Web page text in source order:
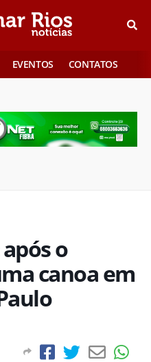
EVENTOS CONTATOS
o
canoa em